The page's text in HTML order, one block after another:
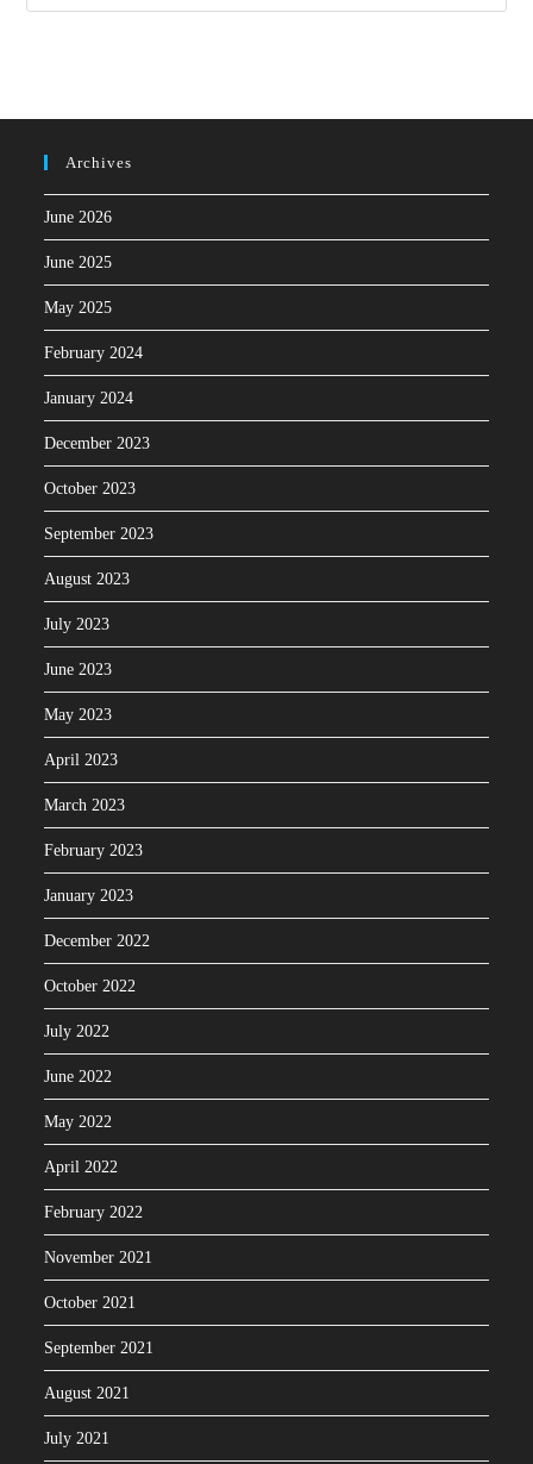
Archives
June 2026
June 2025
May 2025
February 2024
January 2024
December 2023
October 2023
September 2023
August 2023
July 2023
June 2023
May 2023
April 2023
March 2023
February 2023
January 2023
December 2022
October 2022
July 2022
June 2022
May 2022
April 2022
February 2022
November 2021
October 2021
September 2021
August 2021
July 2021